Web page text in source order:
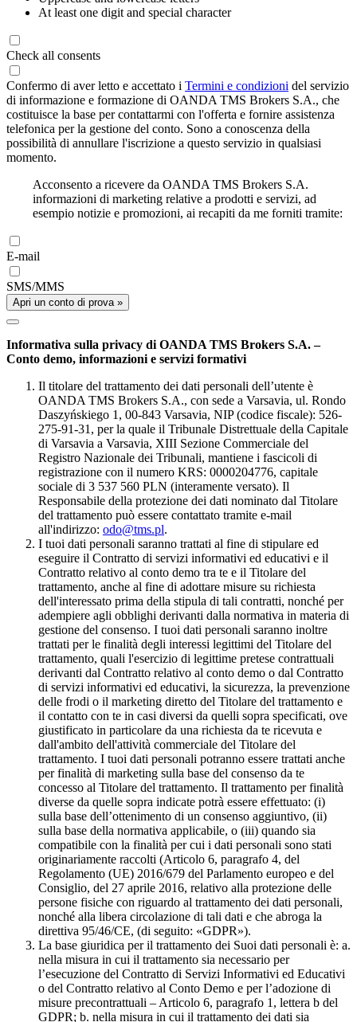
At least one digit and special character
Check all consents
Confermo di aver letto e accettato i Termini e condizioni del servizio
di informazione e formazione di OANDA TMS Brokers S.A., che
costituisce la base per contattarmi con l'offerta e fornire assistenza
telefonica per la gestione del conto. Sono a conoscenza della
possibilità di annullare l'iscrizione a questo servizio in qualsiasi
momento.
Acconsento a ricevere da OANDA TMS Brokers S.A.
informazioni di marketing relative a prodotti e servizi, ad
esempio notizie e promozioni, ai recapiti da me forniti tramite:
E-mail
SMS/MMS
Apri un conto di prova »
Informativa sulla privacy di OANDA TMS Brokers S.A. –
Conto demo, informazioni e servizi formativi
Il titolare del trattamento dei dati personali dell’utente è
OANDA TMS Brokers S.A., con sede a Varsavia, ul. Rondo
Daszyńskiego 1, 00-843 Varsavia, NIP (codice fiscale): 526-
275-91-31, per la quale il Tribunale Distrettuale della Capitale
di Varsavia a Varsavia, XIII Sezione Commerciale del
Registro Nazionale dei Tribunali, mantiene i fascicoli di
registrazione con il numero KRS: 0000204776, capitale
sociale di 3 537 560 PLN (interamente versato). Il
Responsabile della protezione dei dati nominato dal Titolare
del trattamento può essere contattato tramite e-mail
all'indirizzo: odo@tms.pl.
I tuoi dati personali saranno trattati al fine di stipulare ed
eseguire il Contratto di servizi informativi ed educativi e il
Contratto relativo al conto demo tra te e il Titolare del
trattamento, anche al fine di adottare misure su richiesta
dell'interessato prima della stipula di tali contratti, nonché per
adempiere agli obblighi derivanti dalla normativa in materia di
gestione del consenso. I tuoi dati personali saranno inoltre
trattati per le finalità degli interessi legittimi del Titolare del
trattamento, quali l'esercizio di legittime pretese contrattuali
derivanti dal Contratto relativo al conto demo o dal Contratto
di servizi informativi ed educativi, la sicurezza, la prevenzione
delle frodi o il marketing diretto del Titolare del trattamento e
il contatto con te in casi diversi da quelli sopra specificati, ove
giustificato in particolare da una richiesta da te ricevuta e
dall'ambito dell'attività commerciale del Titolare del
trattamento. I tuoi dati personali potranno essere trattati anche
per finalità di marketing sulla base del consenso da te
concesso al Titolare del trattamento. Il trattamento per finalità
diverse da quelle sopra indicate potrà essere effettuato: (i)
sulla base dell’ottenimento di un consenso aggiuntivo, (ii)
sulla base della normativa applicabile, o (iii) quando sia
compatibile con la finalità per cui i dati personali sono stati
originariamente raccolti (Articolo 6, paragrafo 4, del
Regolamento (UE) 2016/679 del Parlamento europeo e del
Consiglio, del 27 aprile 2016, relativo alla protezione delle
persone fisiche con riguardo al trattamento dei dati personali,
nonché alla libera circolazione di tali dati e che abroga la
direttiva 95/46/CE, (di seguito: «GDPR»).
La base giuridica per il trattamento dei Suoi dati personali è: a.
nella misura in cui il trattamento sia necessario per
l’esecuzione del Contratto di Servizi Informativi ed Educativi
o del Contratto relativo al Conto Demo e per l’adozione di
misure precontrattuali – Articolo 6, paragrafo 1, lettera b del
GDPR; b. nella misura in cui il trattamento dei dati sia